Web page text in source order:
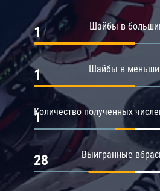
Шайбы в
1
Шайбы в
1
Количество полученных
1
Выигранные
28